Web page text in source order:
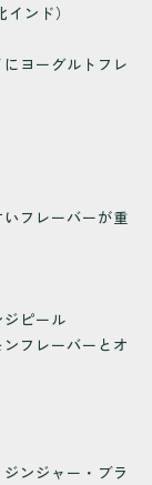
ンド）
ヨーグルトフレ
フレーバーが重
ピール
フレーバーとオ
ンジャー・ブラ